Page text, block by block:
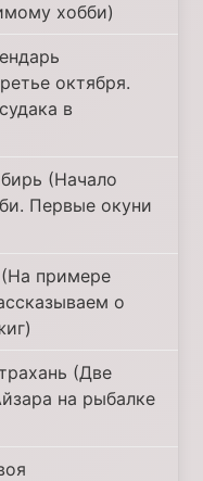
хобби)
октября.
в
(Начало
Первые окуни
примере
о
(Две
на рыбалке